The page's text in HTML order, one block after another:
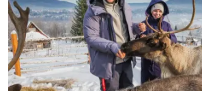
Утепленная синтетикой
Комбинезоны
Куртки
Брюки
Лёгкая одежда
Футболки
Толстовки